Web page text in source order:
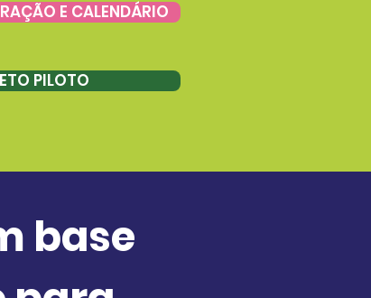
E CALENDÁRIO
PILOTO
base